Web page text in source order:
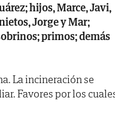
hijos, Marce, Javi,
Jorge y Mar;
primos; demás
La incineración se
Favores por los